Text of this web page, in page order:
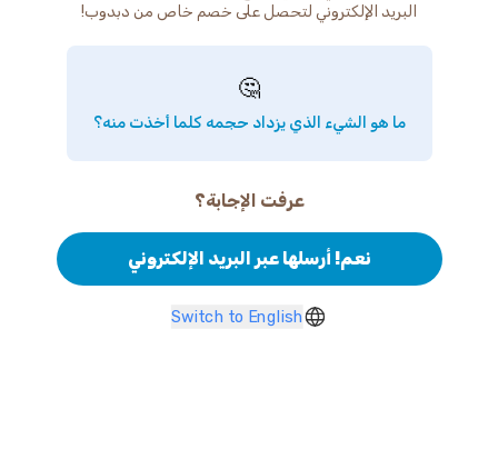
البريد الإلكتروني لتحصل على خصم خاص من دبدوب!
🤔
ما هو الشيء الذي يزداد حجمه كلما أخذت منه؟
عرفت الإجابة؟
نعم! أرسلها عبر البريد الإلكتروني
Switch to English